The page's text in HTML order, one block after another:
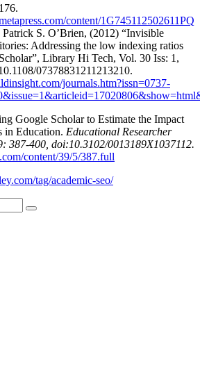
content/1G745112502611PQ
S. O’Brien, (2012) “Invisible
Addressing the low indexing ratios
Library Hi Tech, Vol. 30 Iss: 1,
07378831211213210.
journals.htm?issn=0737-
Google Scholar to Estimate the Impact
in Education. Educational Researcher
387-400, doi:10.3102/0013189X1037112.
content/39/5/387.full
tag/academic-seo/